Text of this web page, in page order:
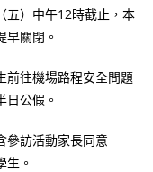
五）中午12時截止，本
關閉。
前往機場路程安全問題
公假。
參訪活動家長同意
。